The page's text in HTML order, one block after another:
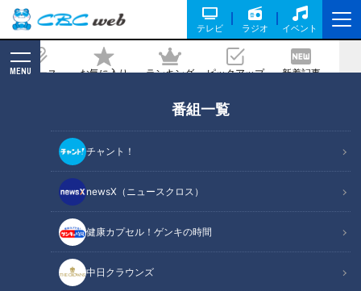
テレビ ラジオ イベント
ニュース お気に入り ランキング ピックアップ 新着記事
MENU
番組一覧
チャント！
newsX（ニュースクロス）
健康カプセル！ゲンキの時間
中日クラウンズ
ード『亀山みそ焼きうどん』を調査！ B
級グルメでも知られる味のルーツを探る
記事に戻る